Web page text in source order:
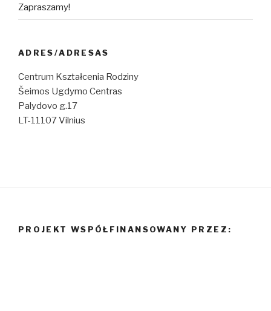
Zapraszamy!
ADRES/ADRESAS
Centrum Kształcenia Rodziny
Šeimos Ugdymo Centras
Palydovo g.17
LT-11107 Vilnius
PROJEKT WSPÓŁFINANSOWANY PRZEZ: